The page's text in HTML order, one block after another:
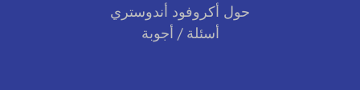
حول أكروفود أندوستري
أسئلة / أجوبة